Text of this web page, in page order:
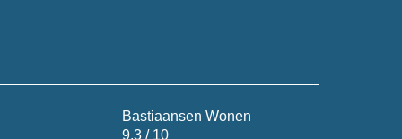
Bastiaansen Wonen
9.3 / 10